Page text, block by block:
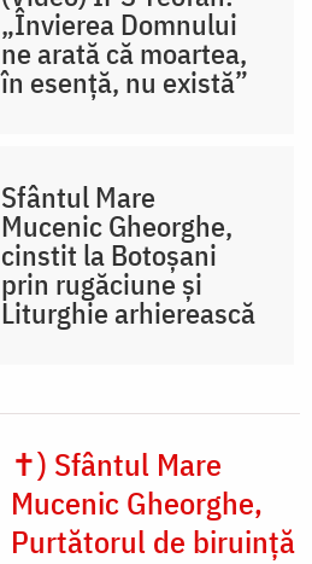
„Învierea Domnului
ne arată că moartea,
în esență, nu există”
Sfântul Mare
Mucenic Gheorghe,
cinstit la Botoșani
prin rugăciune și
Liturghie arhierească
✝) Sfântul Mare
Mucenic Gheorghe,
Purtătorul de biruință